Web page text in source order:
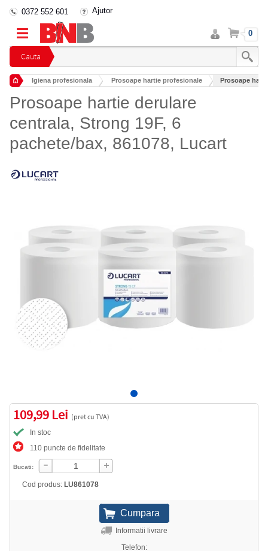
Cauta
0372 552 601 Ajutor
Intra
in
cont
Cos 0
Igiena profesionala
Prosoape hartie profesionale
Prosoape
Prosoape hartie derulare
centrala, Strong 19F, 6
pachete/bax, 861078, Lucart
109,99 Lei (pret cu TVA)
In stoc
110 puncte de fidelitate
Bucati:
Cod produs: LU861078
Informatii livrare
Telefon: